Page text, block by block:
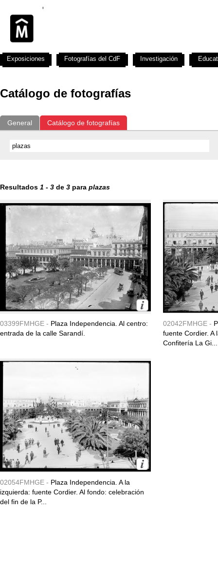
Catálogo de fotografías
General Catálogo de fotografías
Resultados 1 - 3 de 3 para plazas
03399FMHGE - Plaza Independencia. Al centro:
entrada de la calle Sarandí.
02042FMHGE -
fuente Cordier. A
Confitería La Gi...
02054FMHGE - Plaza Independencia. A la
izquierda: fuente Cordier. Al fondo: celebración
del fin de la P...
Exposiciones Fotografías del CdF Investigación